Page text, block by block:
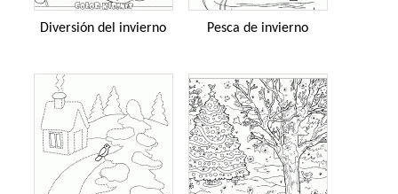
Diversión del invierno Pesca de invierno